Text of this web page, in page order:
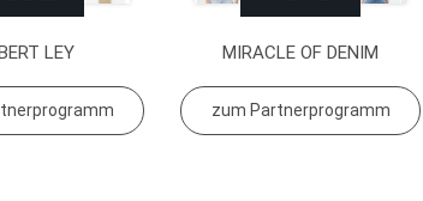
LEY MIRACLE OF DENIM
zum Partnerprogramm